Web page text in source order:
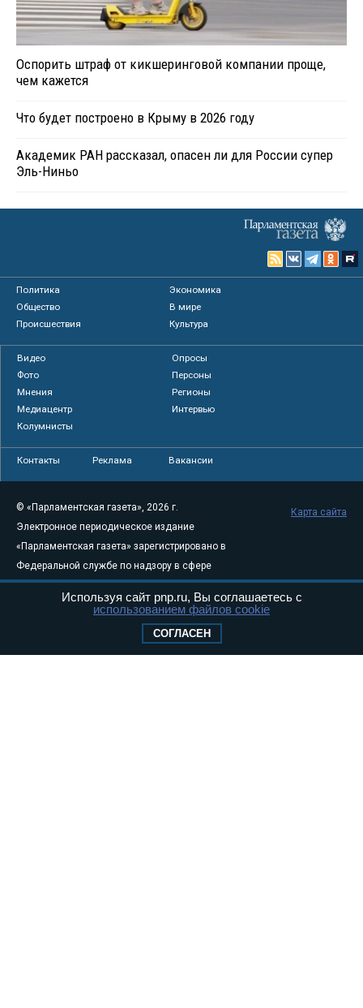
Оспорить штраф от кикшеринговой компании проще,
чем кажется
Что будет построено в Крыму в 2026 году
Академик РАН рассказал, опасен ли для России супер
Эль-Ниньо
Политика
Экономика
Общество
В мире
Происшествия
Культура
Видео
Опросы
Фото
Персоны
Мнения
Регионы
Медиацентр
Интервью
Колумнисты
Контакты Реклама Вакансии
© «Парламентская газета», 2026 г.
Электронное периодическое издание
«Парламентская газета» зарегистрировано в
Федеральной службе по надзору в сфере
связи, информационных технологий и
массовых коммуникаций (Роскомнадзор) 05
Свидетельство о регистрации Эл № ФС77-
Карта сайта
Используя сайт pnp.ru, Вы соглашаетесь с
использованием файлов cookie
СОГЛАСЕН